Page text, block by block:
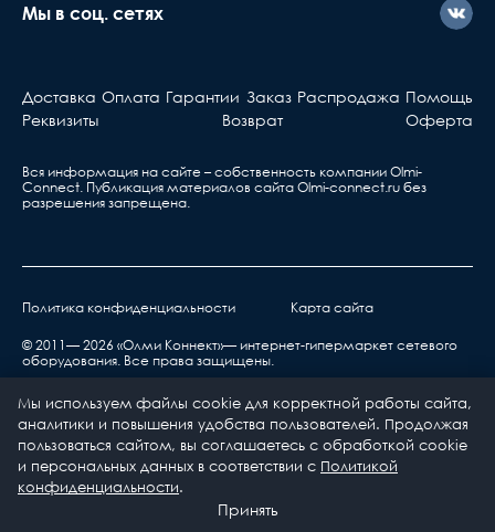
Каталог
Избранное
Мы в соц. сетях
Доставка Оплата Гарантии Заказ Распродажа Помощь
Реквизиты
Возврат Оферта
Вся информация на сайте – собственность компании Olmi-
Сonnect. Публикация материалов сайта Olmi-connect.ru без
разрешения запрещена.
Политика конфиденциальности Карта сайта
© 2011— 2026 «Олми Коннект»— интернет-гипермаркет сетевого
оборудования. Все права защищены.
Мы используем файлы cookie для корректной работы сайта,
аналитики и повышения удобства пользователей. Продолжая
пользоваться сайтом, вы соглашаетесь с обработкой cookie
и персональных данных в соответствии с Политикой
конфиденциальности.
Принять